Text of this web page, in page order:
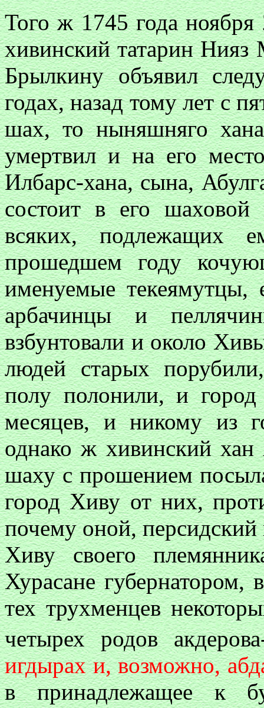
Того ж 1745 года
хивинский татарин Нияз
Брылкину объявил
годах, назад тому лет с
шах, то ныняшняго
умертвил и на его
Илбарс-хана, сына,
состоит в его шаховой
всяких,
прошедшем году
именуемые
арбачинцы и
взбунтовали и около
людей старых
полу полонили, и
месяцев, и никому из
однако ж хивинский хан
шаху с прошением
город Хиву от них,
почему оной,
Хиву своего
Хурасане
тех трухменцев
четырех родов
игдырах и, возможно,
в принадлежащее к